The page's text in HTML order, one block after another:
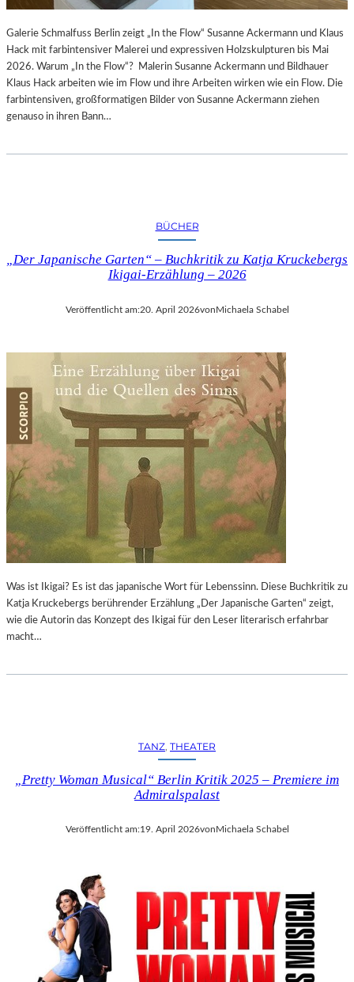
Galerie Schmalfuss Berlin zeigt „In the Flow“ Susanne Ackermann und Klaus
Hack mit farbintensiver Malerei und expressiven Holzskulpturen bis Mai
2026. Warum „In the Flow“? Malerin Susanne Ackermann und Bildhauer
Klaus Hack arbeiten wie im Flow und ihre Arbeiten wirken wie ein Flow. Die
farbintensiven, großformatigen Bilder von Susanne Ackermann ziehen
genauso in ihren Bann…
BÜCHER
„Der Japanische Garten“ – Buchkritik zu Katja Kruckebergs
Ikigai-Erzählung – 2026
Veröffentlicht am:20. April 2026vonMichaela Schabel
Was ist Ikigai? Es ist das japanische Wort für Lebenssinn. Diese Buchkritik zu
Katja Kruckebergs berührender Erzählung „Der Japanische Garten“ zeigt,
wie die Autorin das Konzept des Ikigai für den Leser literarisch erfahrbar
macht…
TANZ THEATER
„Pretty Woman Musical“ Berlin Kritik 2025 – Premiere im
Admiralspalast
Veröffentlicht am:19. April 2026vonMichaela Schabel